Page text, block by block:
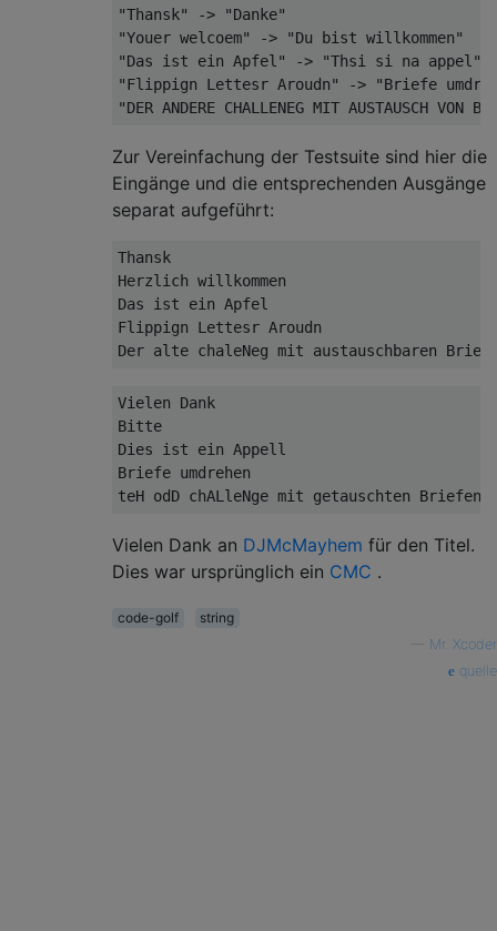
"Thansk" -> "Danke"
"Youer welcoem" -> "Du bist willkommen"
"Das ist ein Apfel" -> "Thsi si na appel"
"Flippign Lettesr Aroudn" -> "Briefe
Zur Vereinfachung der Testsuite sind hier die
Eingänge und die entsprechenden Ausgänge
separat aufgeführt:
Thansk
Herzlich willkommen
Das ist ein Apfel
Flippign Lettesr Aroudn
Vielen Dank
Bitte
Dies ist ein Appell
Briefe umdrehen
Vielen Dank an DJMcMayhem für den Titel.
Dies war ursprünglich ein CMC .
code-golf
string
Mr. Xcoder
quelle